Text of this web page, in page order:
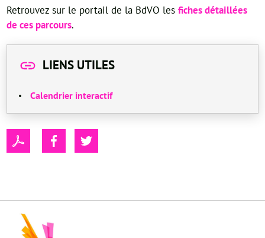
Retrouvez sur le portail de la BdVO lesfiches détaillées
de ces parcours.
LIENS UTILES
Calendrier interactif